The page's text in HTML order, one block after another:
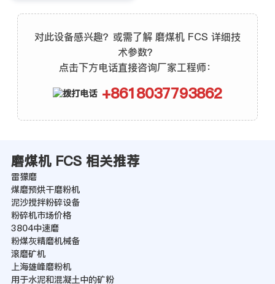
对此设备感兴趣？或需了解 磨煤机 FCS 详细技
术参数？
点击下方电话直接咨询厂家工程师：
+8618037793862
磨煤机 FCS 相关推荐
雷獴磨
煤磨预烘干磨粉机
泥沙搅拌粉碎设备
粉碎机市场价格
3804中速磨
粉煤灰精磨机械备
滚磨矿机
上海雄峰磨粉机
用于水泥和混凝土中的矿粉